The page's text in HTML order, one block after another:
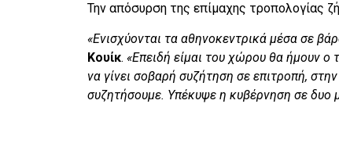
Την απόσυρση της επίμαχης τροπολογίας
«Ενισχύονται τα αθηνοκεντρικά μέσα σε
Κουίκ. «Επειδή είμαι του χώρου θα ήμουν ο
να γίνει σοβαρή συζήτηση σε επιτροπή,
συζητήσουμε. Υπέκυψε η κυβέρνηση σε δυο